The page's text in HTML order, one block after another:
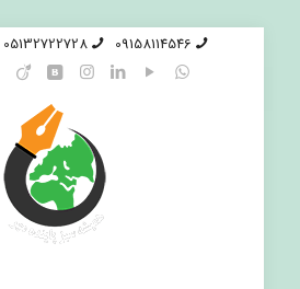
09158114546
05132722728